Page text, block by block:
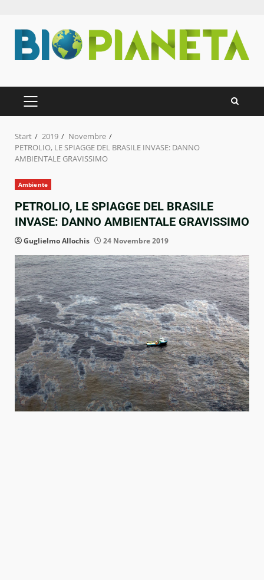
Inhalt
springen
PRIMÄRES
MENÜ
Start 2019
Novembre
PETROLIO, LE SPIAGGE DEL BRASILE INVASE: DANNO
AMBIENTALE GRAVISSIMO
Ambiente
PETROLIO, LE SPIAGGE DEL BRASILE
INVASE: DANNO AMBIENTALE GRAVISSIMO
Guglielmo Allochis 24 Novembre 2019